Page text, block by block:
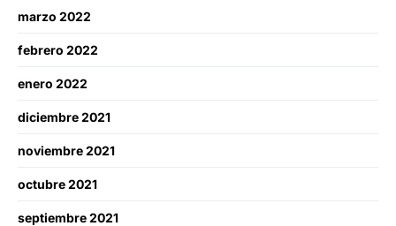
marzo 2022
febrero 2022
enero 2022
diciembre 2021
noviembre 2021
octubre 2021
septiembre 2021